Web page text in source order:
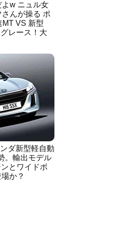
よw ニュル女
んが操る ポ
MT VS 新型
レース！大
ダ新型軽自動
。輸出モデル
とワイドボ
か？